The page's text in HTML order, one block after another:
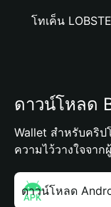
โทเค็น
ดาวน์โหลด
Wallet สำหรับคริ
ความไว้วางใจจา
ดาวน์โหลด